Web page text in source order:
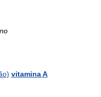
vitamina A